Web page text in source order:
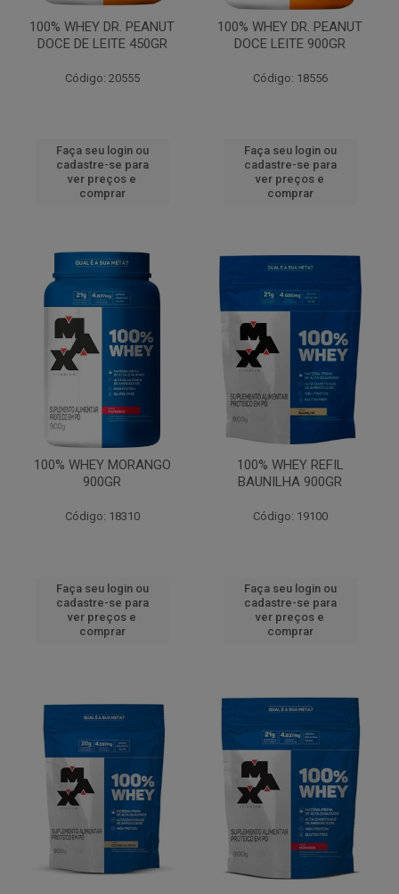
100% WHEY DR. PEANUT
DOCE DE LEITE 450GR
Código: 20555
Faça seu login ou
cadastre-se para
ver preços e
comprar
100% WHEY DR. PEANUT
DOCE LEITE 900GR
Código: 18556
Faça seu login ou
cadastre-se para
ver preços e
comprar
100% WHEY MORANGO
900GR
Código: 18310
Faça seu login ou
cadastre-se para
ver preços e
comprar
100% WHEY REFIL
BAUNILHA 900GR
Código: 19100
Faça seu login ou
cadastre-se para
ver preços e
comprar